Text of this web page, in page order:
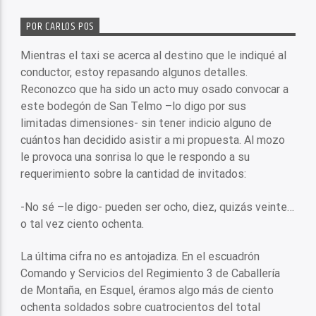
POR CARLOS POS
Mientras el taxi se acerca al destino que le indiqué al
conductor, estoy repasando algunos detalles.
Reconozco que ha sido un acto muy osado convocar a
este bodegón de San Telmo –lo digo por sus
limitadas dimensiones- sin tener indicio alguno de
cuántos han decidido asistir a mi propuesta. Al mozo
le provoca una sonrisa lo que le respondo a su
requerimiento sobre la cantidad de invitados:
-No sé –le digo- pueden ser ocho, diez, quizás veinte…
o tal vez ciento ochenta.
La última cifra no es antojadiza. En el escuadrón
Comando y Servicios del Regimiento 3 de Caballería
de Montaña, en Esquel, éramos algo más de ciento
ochenta soldados sobre cuatrocientos del total